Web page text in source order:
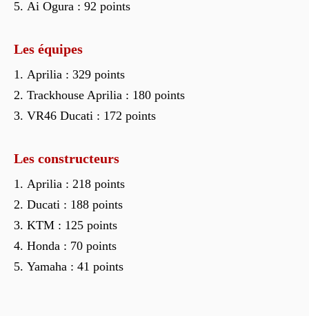
Ai Ogura : 92 points
Les équipes
Aprilia : 329 points
Trackhouse Aprilia : 180 points
VR46 Ducati : 172 points
Les constructeurs
Aprilia : 218 points
Ducati : 188 points
KTM : 125 points
Honda : 70 points
Yamaha : 41 points